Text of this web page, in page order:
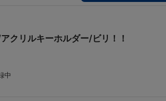
クリルキーホルダー/ビリ！！
中